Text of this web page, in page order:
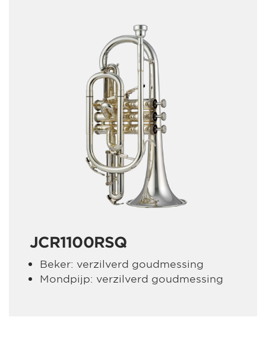
JCR1100RSQ
Beker: verzilverd goudmessing
Mondpijp: verzilverd goudmessing